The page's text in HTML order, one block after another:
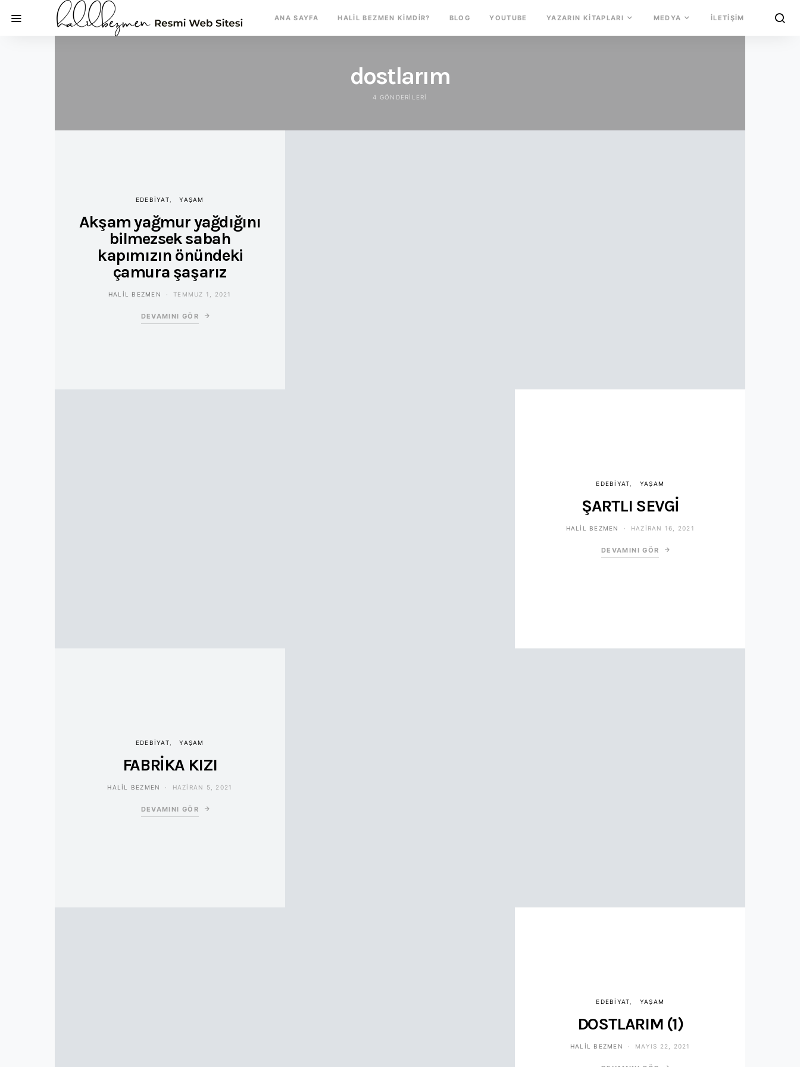
ANA SAYFA HALIL BEZMEN KIMDIR? BLOG YOUTUBE YAZARIN KITAPLARI MEDYA İLETIŞIM
dostlarım
4 GÖNDERILERI
EDEBIYAT YAŞAM
Akşam yağmur yağdığını
bilmezsek sabah
kapımızın önündeki
çamura şaşarız
HALIL BEZMEN TEMMUZ 1, 2021
DEVAMINI GÖR
EDEBIYAT YAŞAM
ŞARTLI SEVGİ
HALIL BEZMEN HAZIRAN 16, 2021
DEVAMINI GÖR
EDEBIYAT YAŞAM
FABRİKA KIZI
HALIL BEZMEN HAZIRAN 5, 2021
DEVAMINI GÖR
EDEBIYAT YAŞAM
DOSTLARIM (1)
HALIL BEZMEN MAYIS 22, 2021